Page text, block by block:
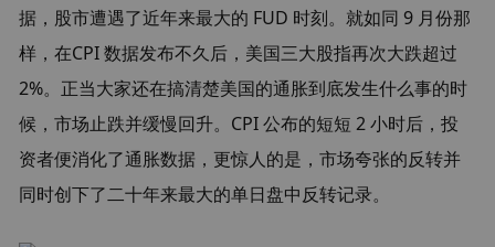
据，股市遭遇了近年来最大的 FUD 时刻。就如同 9 月份那
样，在CPI 数据发布不久后，美国三大股指再次大跌超过
2%。正当大家还在搞清楚美国的通胀到底发生什么事的时
候，市场止跌并缓慢回升。CPI 公布的短短 2 小时后，投
资者便消化了通胀数据，更惊人的是，市场夸张的反转并
同时创下了二十年来最大的单日盘中反转记录。